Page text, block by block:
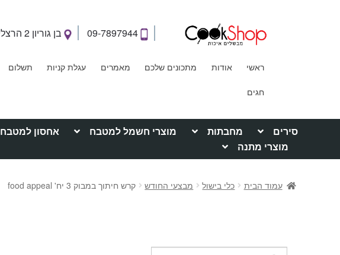
09-7897944 בן גוריון 2 הרצליה
ראשי אודות מתכונים שלכם מאמרים עגלת קניות תשלום
חגים
סירים מחבתות מוצרי חשמל למטבח אחסון למטבח
מוצרי מתנה
עמוד הבית כלי בישול מבצעי החודש קרש חיתוך במבוק 3 יח' food appeal
חיפוש